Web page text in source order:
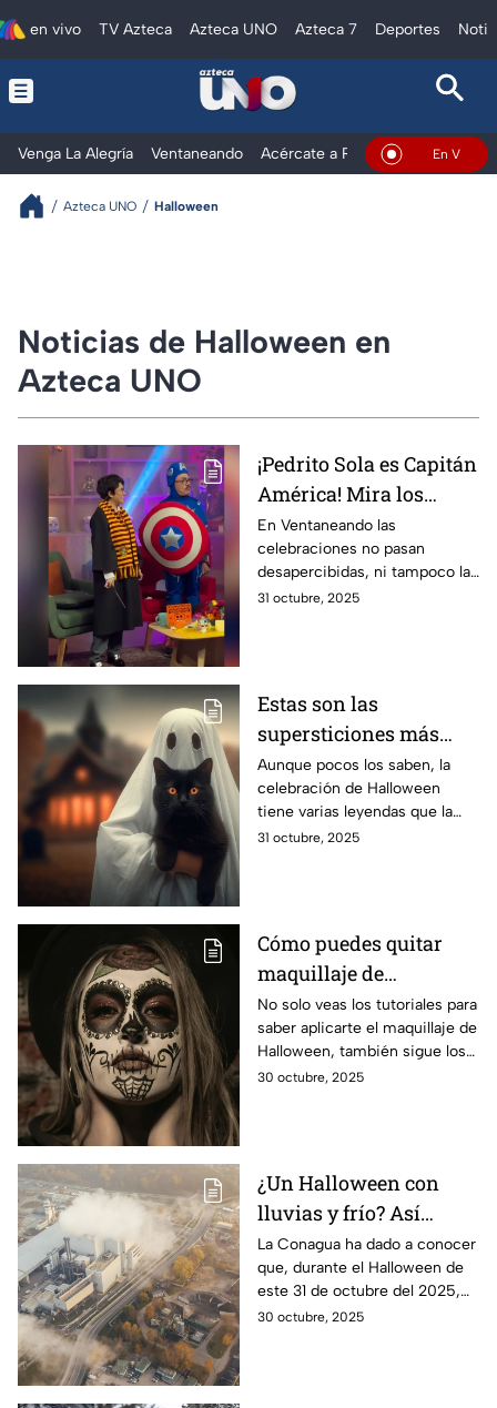
en vivo TV Azteca Azteca UNO Azteca 7 Deportes
Venga La Alegría Ventaneando Acércate a Rocío Al Extremo
En Vivo
Azteca UNO Halloween
Noticias de Halloween en
Azteca UNO
¡Pedrito Sola es Capitán
América! Mira los
disfraces de Halloween
que los conductores de
Ventaneando lucieron
En Ventaneando las
celebraciones no pasan
desapercibidas, ni tampoco la
oportunidad de lucirse con
31 octubre, 2025
Estas son las
supersticiones más
conocidas que existen
alrededor del
Halloween
Aunque pocos los saben, la
celebración de Halloween
tiene varias leyendas que la
rodean y que siguen pasando
31 octubre, 2025
Cómo puedes quitar
maquillaje de
Halloween fácil, rápido
y de manera segura
No solo veas los tutoriales para
saber aplicarte el maquillaje de
Halloween, también sigue los
consejos correctos para
30 octubre, 2025
¿Un Halloween con
lluvias y frío? Así
estará el clima en
México hoy viernes 31
de octubre
La Conagua ha dado a conocer
que, durante el Halloween de
este 31 de octubre del 2025,
habrá lluvias y frío en varios
30 octubre, 2025